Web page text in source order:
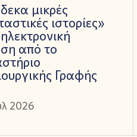
μικρές
ιστορίες»
από το
Γραφής
2026